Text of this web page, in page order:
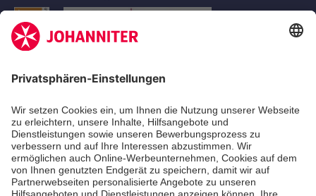
Aus- & Fortbildungen
Erste-Hilfe-Kurse
Jobs & Ehrenamt